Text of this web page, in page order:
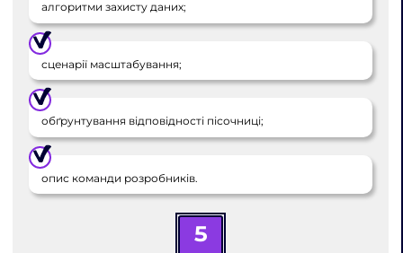
алгоритми захисту даних;
сценарії масштабування;
обґрунтування відповідності пісочниці;
опис команди розробників.
5